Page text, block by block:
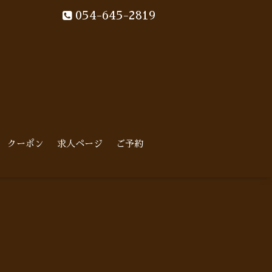
054-645-2819
クーポン 求人ページ ご予約